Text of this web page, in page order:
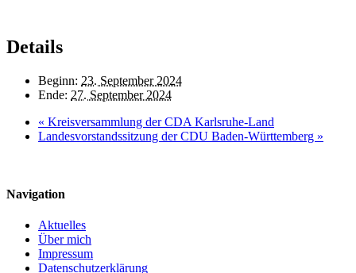
Details
Beginn: 23. September 2024
Ende: 27. September 2024
« Kreisversammlung der CDA Karlsruhe-Land
Landesvorstandssitzung der CDU Baden-Württemberg »
Navigation
Aktuelles
Über mich
Impressum
Datenschutzerklärung